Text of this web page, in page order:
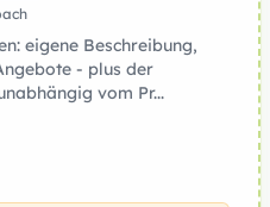
eigene Beschreibung,
- plus der
vom Pr...